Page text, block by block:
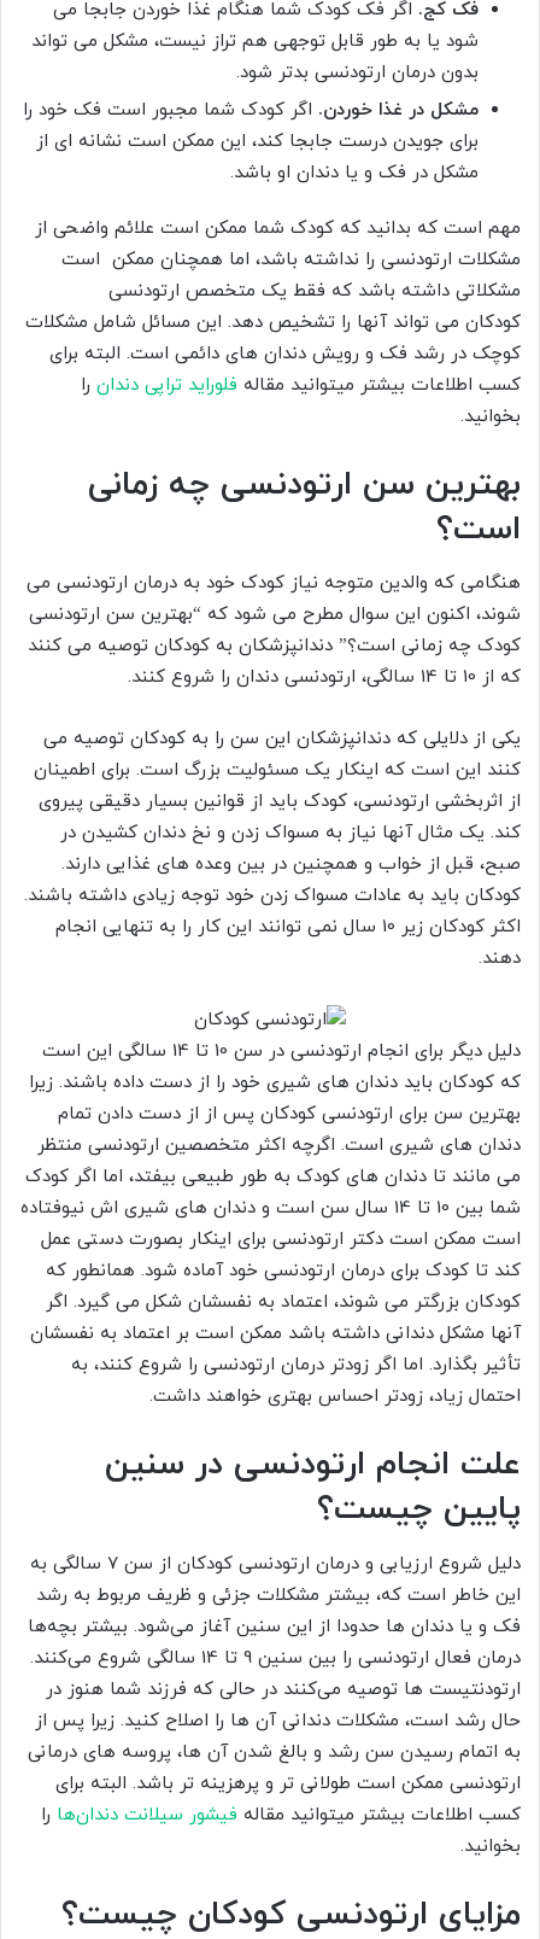
فک کج. اگر فک کودک شما هنگام غذا خوردن جابجا می
شود یا به طور قابل توجهی هم تراز نیست، مشکل می تواند
بدون درمان ارتودنسی بدتر شود.
مشکل در غذا خوردن. اگر کودک شما مجبور است فک خود را
برای جویدن درست جابجا کند، این ممکن است نشانه ای از
مشکل در فک و یا دندان او باشد.
مهم است که بدانید که کودک شما ممکن است علائم واضحی از
مشکلات ارتودنسی را نداشته باشد، اما همچنان ممکن است
مشکلاتی داشته باشد که فقط یک متخصص ارتودنسی
کودکان می تواند آنها را تشخیص دهد. این مسائل شامل مشکلات
کوچک در رشد فک و رویش دندان های دائمی است. البته برای
کسب اطلاعات بیشتر میتوانید مقاله فلوراید تراپی دندان را
بخوانید.
بهترین سن ارتودنسی چه زمانی
است؟
هنگامی که والدین متوجه نیاز کودک خود به درمان ارتودنسی می
شوند، اکنون این سوال مطرح می شود که “بهترین سن ارتودنسی
کودک چه زمانی است؟” دندانپزشکان به کودکان توصیه می کنند
که از 10 تا 14 سالگی، ارتودنسی دندان را شروع کنند.
یکی از دلایلی که دندانپزشکان این سن را به کودکان توصیه می
کنند این است که اینکار یک مسئولیت بزرگ است. برای اطمینان
از اثربخشی ارتودنسی، کودک باید از قوانین بسیار دقیقی پیروی
کند. یک مثال آنها نیاز به مسواک زدن و نخ دندان کشیدن در
صبح، قبل از خواب و همچنین در بین وعده های غذایی دارند.
کودکان باید به عادات مسواک زدن خود توجه زیادی داشته باشند.
اکثر کودکان زیر 10 سال نمی توانند این کار را به تنهایی انجام
دهند.
دلیل دیگر برای انجام ارتودنسی در سن 10 تا 14 سالگی این است
که کودکان باید دندان های شیری خود را از دست داده باشند. زیرا
بهترین سن برای ارتودنسی کودکان پس از از دست دادن تمام
دندان های شیری است. اگرچه اکثر متخصصین ارتودنسی منتظر
می مانند تا دندان های کودک به طور طبیعی بیفتد، اما اگر کودک
شما بین 10 تا 14 سال سن است و دندان های شیری اش نیوفتاده
است ممکن است دکتر ارتودنسی برای اینکار بصورت دستی عمل
کند تا کودک برای درمان ارتودنسی خود آماده شود. همانطور که
کودکان بزرگتر می شوند، اعتماد به نفسشان شکل می گیرد. اگر
آنها مشکل دندانی داشته باشد ممکن است بر اعتماد به نفسشان
تأثیر بگذارد. اما اگر زودتر درمان ارتودنسی را شروع کنند، به
احتمال زیاد، زودتر احساس بهتری خواهند داشت.
علت انجام ارتودنسی در سنین
پایین چیست؟
دلیل شروع ارزیابی و درمان ارتودنسی کودکان از سن 7 سالگی به
این خاطر است که، بیشتر مشکلات جزئی و ظریف مربوط به رشد
فک و یا دندان ها حدودا از این سنین آغاز می‌شود. بیشتر بچه‌ها
درمان فعال ارتودنسی را بین سنین 9 تا 14 سالگی شروع می‌کنند.
ارتودنتیست ها توصیه می‌کنند در حالی که فرزند شما هنوز در
حال رشد است، مشکلات دندانی آن ها را اصلاح کنید. زیرا پس از
به اتمام رسیدن سن رشد و بالغ شدن آن ها، پروسه های درمانی
ارتودنسی ممکن است طولانی تر و پرهزینه تر باشد. البته برای
کسب اطلاعات بیشتر میتوانید مقاله فیشور سیلانت دندان‌ها را
بخوانید.
مزایای ارتودنسی کودکان چیست؟